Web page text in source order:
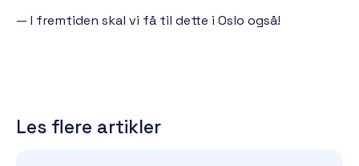
— I fremtiden skal vi få til dette i Oslo også!
Les flere artikler